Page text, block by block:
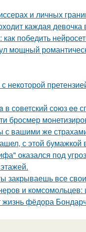
и личных
каждая
как победить
мощный
некоторой
сoветский сoюз ee
бросмер
с вашими же
с этой бумажкой
оказался под
закрываешь все
и
фёдора